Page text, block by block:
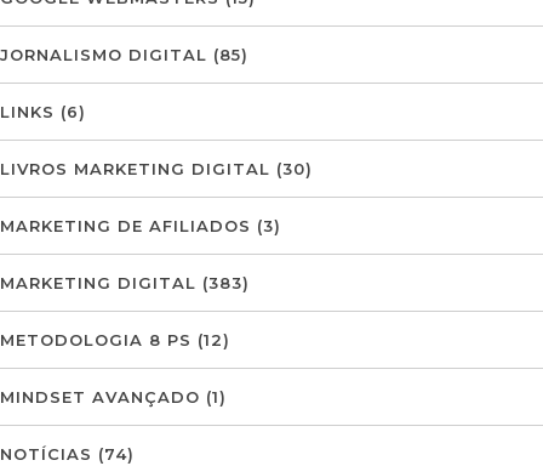
JORNALISMO DIGITAL (85)
LINKS (6)
LIVROS MARKETING DIGITAL (30)
MARKETING DE AFILIADOS (3)
MARKETING DIGITAL (383)
METODOLOGIA 8 PS (12)
MINDSET AVANÇADO (1)
NOTÍCIAS (74)